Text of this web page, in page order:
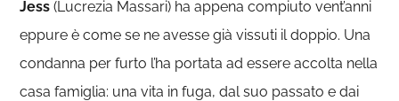
Jess (Lucrezia Massari) ha appena compiuto vent’anni
eppure è come se ne avesse già vissuti il doppio. Una
condanna per furto l’ha portata ad essere accolta nella
casa famiglia: una vita in fuga, dal suo passato e dai